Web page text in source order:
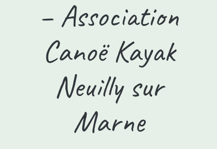
– Association
Canoë Kayak
Neuilly sur
Marne